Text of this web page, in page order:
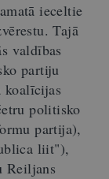
ieceltie
Tajā
valdības
partiju
politisko
partija),
liit"),
Reiljans